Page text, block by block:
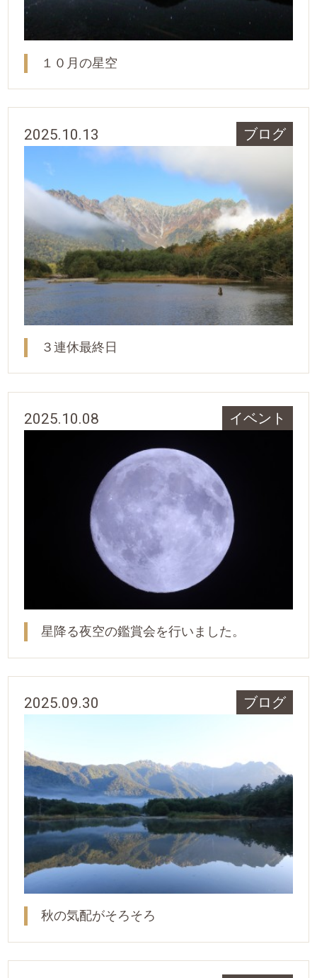
１０月の星空
2025.10.13 ブログ
３連休最終日
2025.10.08 イベント
星降る夜空の鑑賞会を行いました。
2025.09.30 ブログ
秋の気配がそろそろ